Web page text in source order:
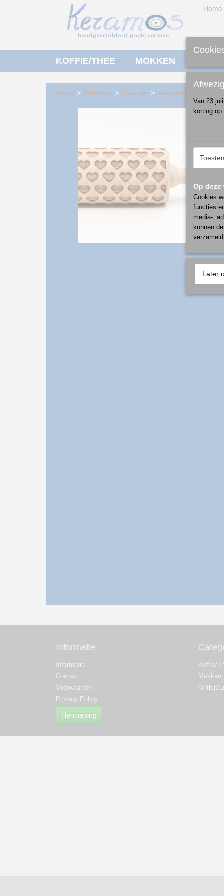
Home
KOFFIE/THEE MOKKEN
Home > Webshop > Diversen > deegrollen/stempels
Informatie
Informatie
Contact
Voorwaarden
Privacy Policy
Herroeping
Koffie/
Mokken
Ontbijt/
Afwezig
Van 23
korting
Op
Cookies
functies
media-,
kunnen
Later